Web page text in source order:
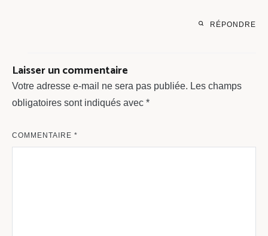
RÉPONDRE
Laisser un commentaire
Votre adresse e-mail ne sera pas publiée. Les champs
obligatoires sont indiqués avec *
COMMENTAIRE *